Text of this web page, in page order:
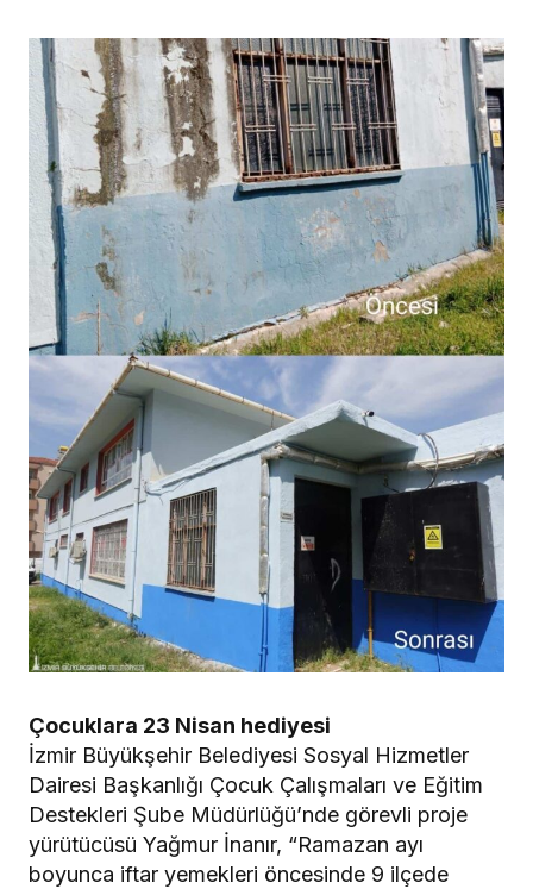
Çocuklara 23 Nisan hediyesi
İzmir Büyükşehir Belediyesi Sosyal Hizmetler
Dairesi Başkanlığı Çocuk Çalışmaları ve Eğitim
Destekleri Şube Müdürlüğü’nde görevli proje
yürütücüsü Yağmur İnanır, “Ramazan ayı
boyunca iftar yemekleri öncesinde 9 ilçede